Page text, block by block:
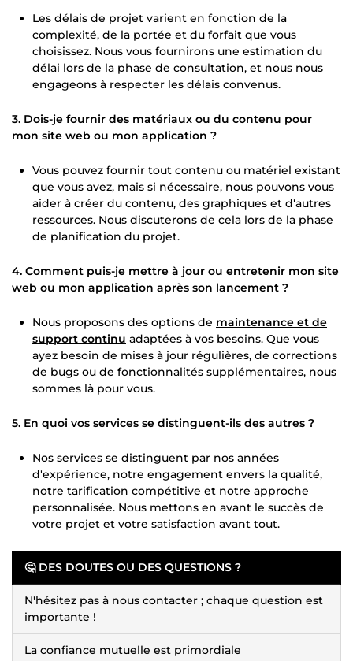
Les délais de projet varient en fonction de la
complexité, de la portée et du forfait que vous
choisissez. Nous vous fournirons une estimation du
délai lors de la phase de consultation, et nous nous
engageons à respecter les délais convenus.
3. Dois-je fournir des matériaux ou du contenu pour
mon site web ou mon application ?
Vous pouvez fournir tout contenu ou matériel existant
que vous avez, mais si nécessaire, nous pouvons vous
aider à créer du contenu, des graphiques et d'autres
ressources. Nous discuterons de cela lors de la phase
de planification du projet.
4. Comment puis-je mettre à jour ou entretenir mon site
web ou mon application après son lancement ?
Nous proposons des options de maintenance et de
support continu adaptées à vos besoins. Que vous
ayez besoin de mises à jour régulières, de corrections
de bugs ou de fonctionnalités supplémentaires, nous
sommes là pour vous.
5. En quoi vos services se distinguent-ils des autres ?
Nos services se distinguent par nos années
d'expérience, notre engagement envers la qualité,
notre tarification compétitive et notre approche
personnalisée. Nous mettons en avant le succès de
votre projet et votre satisfaction avant tout.
🤔 DES DOUTES OU DES QUESTIONS ?
N'hésitez pas à nous contacter ; chaque question est
importante !
La confiance mutuelle est primordiale